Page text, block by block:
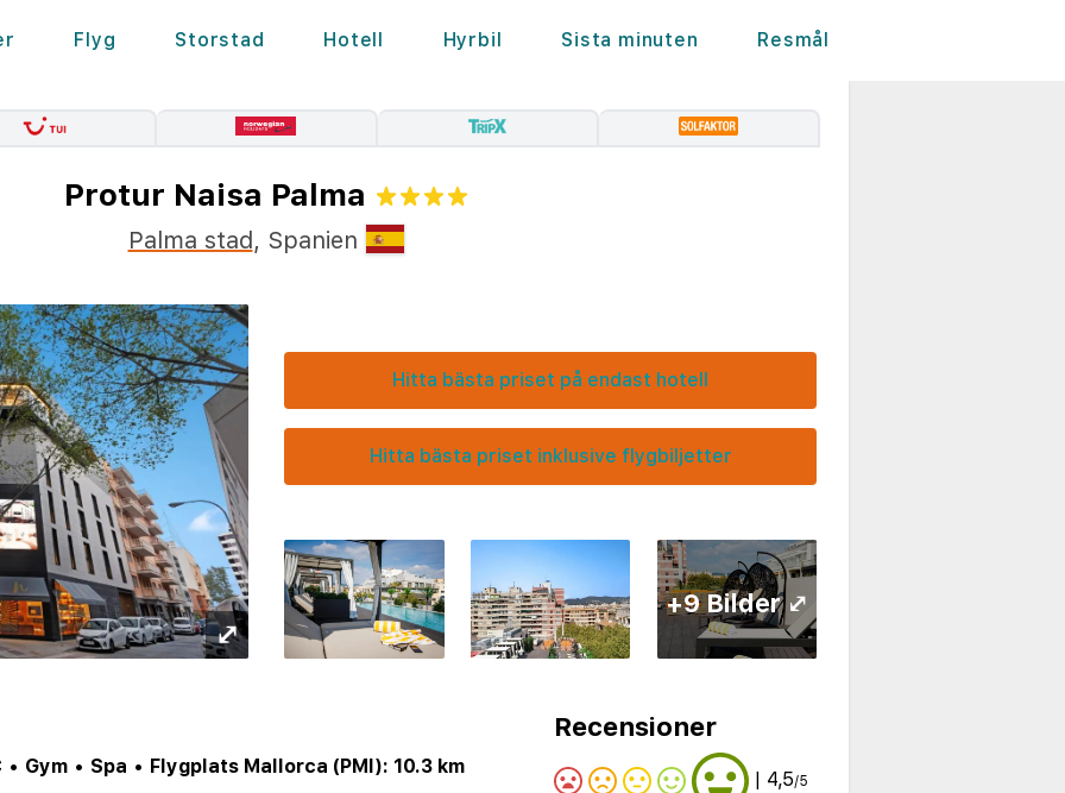
Flyg Storstad Hotell Hyrbil Sista minuten Resmål
Protur Naisa Palma
Palma stad, Spanien
⤢
Hitta bästa priset på endast hotell
Hitta bästa priset inklusive flygbiljetter
+9 Bilder ⤢
• Gym • Spa • Flygplats Mallorca (PMI): 10.3 km
Recensioner
| 4,5/5